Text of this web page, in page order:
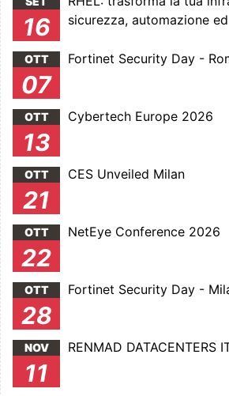
16
sicurezza, automazione
OTT
07
Fortinet Security Day -
OTT
13
Cybertech Europe 2026
OTT
21
CES Unveiled Milan
OTT
22
NetEye Conference 2026
OTT
28
Fortinet Security Day -
NOV
11
RENMAD DATACENTERS